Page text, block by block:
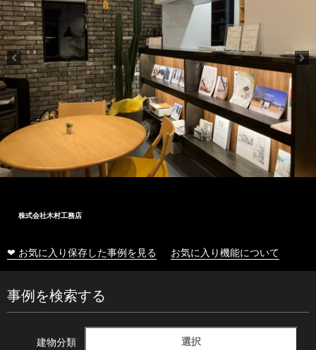
❤ お気に入り保存した事例を見る お気に入り機能について
事例を検索する
建物分類 選択